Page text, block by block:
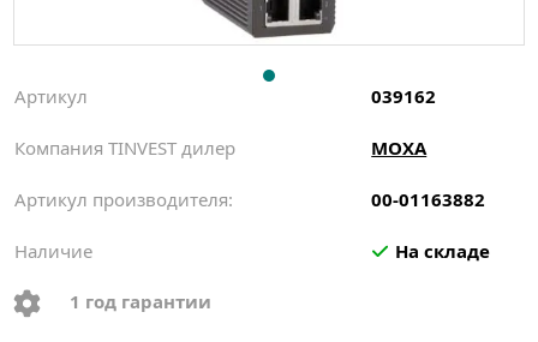
Артикул 039162
Компания TINVEST дилер MOXA
Артикул производителя: 00-01163882
Наличие На складе
1 год гарантии